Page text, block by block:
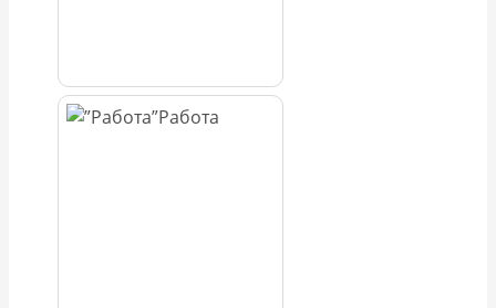
Работа